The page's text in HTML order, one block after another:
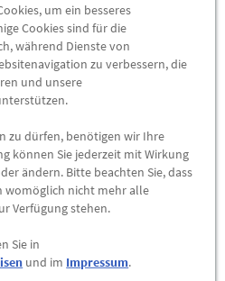
192,36 €
HINZUFÜGEN
Benz AG |
|E-Mail:
um ein besseres
Cookies sind für die
während Dienste von
zu verbessern, die
und unsere
zu dürfen, benötigen wir Ihre
können Sie jederzeit mit Wirkung
ändern. Bitte beachten Sie, dass
womöglich nicht mehr alle
Verfügung stehen.
Sie in
und im Impressum.